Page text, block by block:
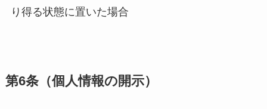
り得る状態に置いた場合
第6条（個人情報の開示）